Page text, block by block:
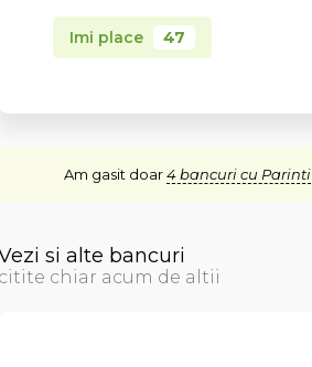
Imi place 47
Am gasit doar4 bancuri cu Parinti
si alte bancuri
citite chiar acum de altii